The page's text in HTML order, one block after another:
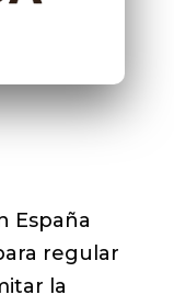
España
regular
la